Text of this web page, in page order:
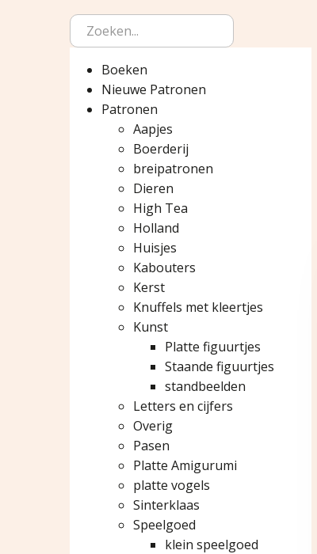
Boeken
Nieuwe Patronen
Patronen
Aapjes
Boerderij
breipatronen
Dieren
High Tea
Holland
Huisjes
Kabouters
Kerst
Knuffels met kleertjes
Kunst
Platte figuurtjes
Staande figuurtjes
standbeelden
Letters en cijfers
Overig
Pasen
Platte Amigurumi
platte vogels
Sinterklaas
Speelgoed
klein speelgoed